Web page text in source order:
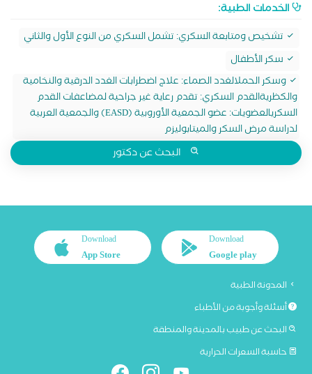
الخدمات الطبية:
تشخيص ومتابعة السكري: تشمل السكري من النوع الأول والثاني
سكر الأطفال
وسكر الحملالغدد الصماء: علاج اضطرابات الغدد الدرقية والنخامية
والكظريةالقدم السكري: تقدم رعاية غير جراحية لمضاعفات القدم
السكريالعضويات: عضو الجمعية الأوروبية (EASD) والجمعية العربية
لدراسة مرض السكر والميتابوليزم
البحث عن دكتور
Download
Google play
Download
App Store
المدونة الطبية
أسئلة وأجوبة من الأطباء
البحث عن طبيب بالمدينة والمنطقة
حاسبة السعرات الحرارية